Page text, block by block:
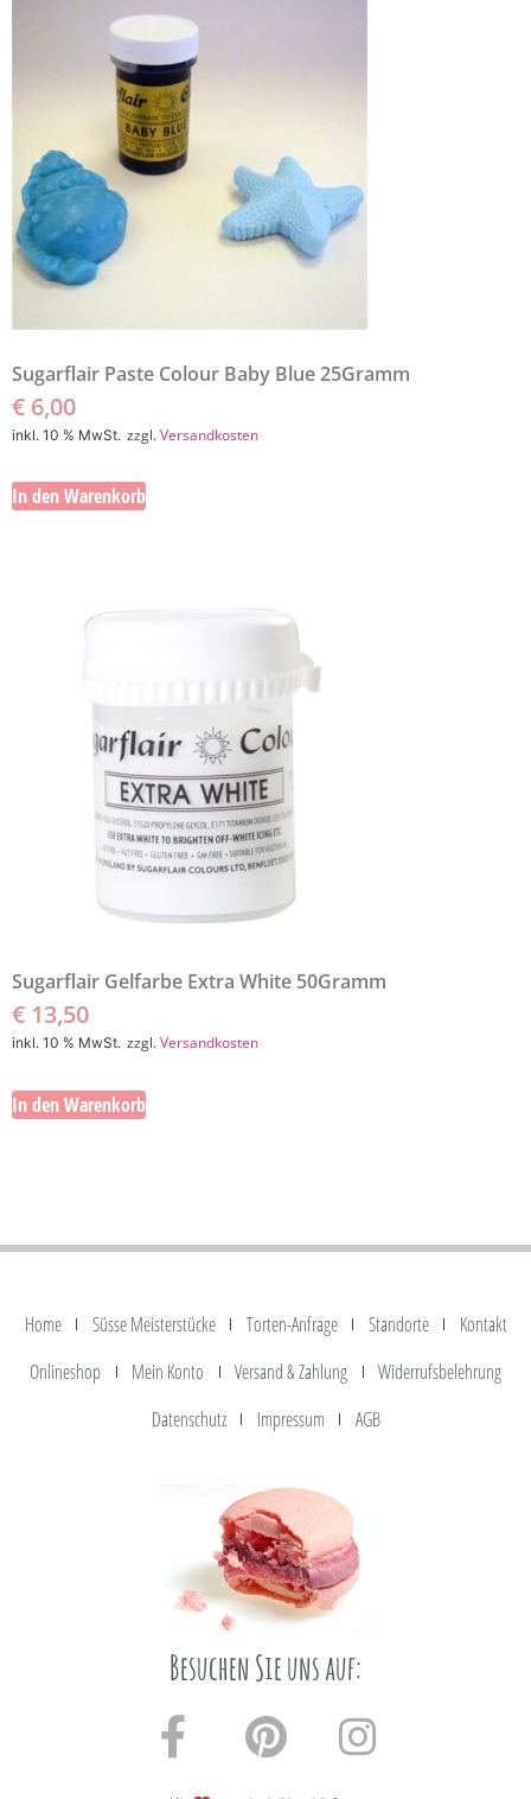
Sugarflair Paste Colour Baby Blue 25Gramm
€ 6,00
inkl. 10 % MwSt. zzgl.Versandkosten
In den Warenkorb
Sugarflair Gelfarbe Extra White 50Gramm
€ 13,50
inkl. 10 % MwSt. zzgl.Versandkosten
In den Warenkorb
Home Süsse Meisterstücke Torten-Anfrage Standorte
Kontakt
Onlineshop
Mein Konto Versand & Zahlung
Widerrufsbelehrung
Datenschutz
Impressum AGB
Besuchen Sie uns auf: